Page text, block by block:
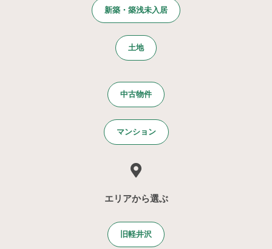
新築・築浅未入居
土地
中古物件
マンション
エリアから選ぶ
旧軽井沢